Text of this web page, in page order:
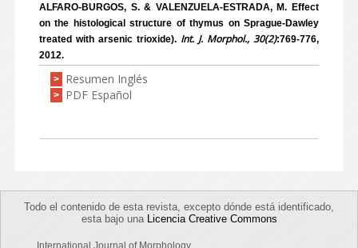
ALFARO-BURGOS, S. & VALENZUELA-ESTRADA, M. Effect
on the histological structure of thymus on Sprague-Dawley
treated with arsenic trioxide). Int. J. Morphol., 30(2):769-776,
2012.
> Resumen Inglés
> PDF Español
Todo el contenido de esta revista, excepto dónde está identificado,
esta bajo una Licencia Creative Commons
International Journal of Morphology